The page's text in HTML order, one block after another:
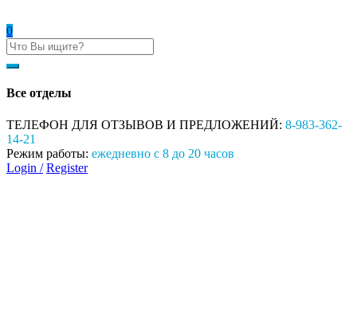
0
Все отделы
ТЕЛЕФОН ДЛЯ ОТЗЫВОВ И ПРЕДЛОЖЕНИЙ: 8-983-362-
14-21
Режим работы: ежедневно с 8 до 20 часов
Login / Register